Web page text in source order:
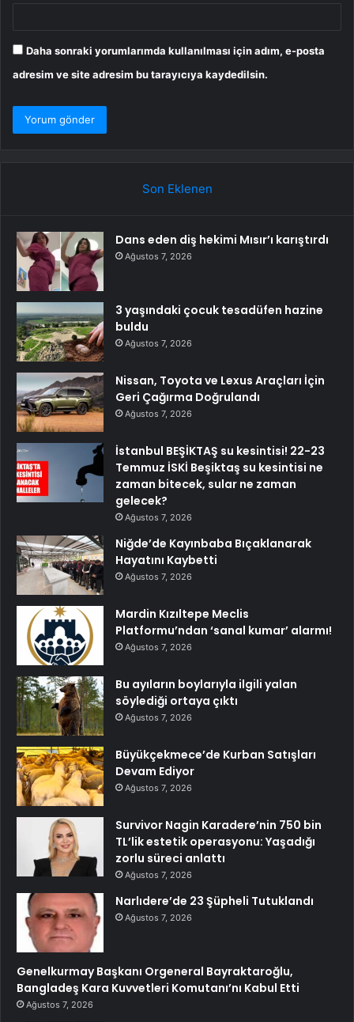
Daha sonraki yorumlarımda kullanılması için adım, e-posta
adresim ve site adresim bu tarayıcıya kaydedilsin.
Son Eklenen
Dans eden diş hekimi Mısır’ı karıştırdı
Ağustos 7, 2026
3 yaşındaki çocuk tesadüfen hazine
buldu
Ağustos 7, 2026
Nissan, Toyota ve Lexus Araçları İçin
Geri Çağırma Doğrulandı
Ağustos 7, 2026
İstanbul BEŞİKTAŞ su kesintisi! 22-23
Temmuz İSKİ Beşiktaş su kesintisi ne
zaman bitecek, sular ne zaman
gelecek?
Ağustos 7, 2026
Niğde’de Kayınbaba Bıçaklanarak
Hayatını Kaybetti
Ağustos 7, 2026
Mardin Kızıltepe Meclis
Platformu’ndan ‘sanal kumar’ alarmı!
Ağustos 7, 2026
Bu ayıların boylarıyla ilgili yalan
söylediği ortaya çıktı
Ağustos 7, 2026
Büyükçekmece’de Kurban Satışları
Devam Ediyor
Ağustos 7, 2026
Survivor Nagin Karadere’nin 750 bin
TL’lik estetik operasyonu: Yaşadığı
zorlu süreci anlattı
Ağustos 7, 2026
Narlıdere’de 23 Şüpheli Tutuklandı
Ağustos 7, 2026
Genelkurmay Başkanı Orgeneral Bayraktaroğlu,
Bangladeş Kara Kuvvetleri Komutanı’nı Kabul Etti
Ağustos 7, 2026